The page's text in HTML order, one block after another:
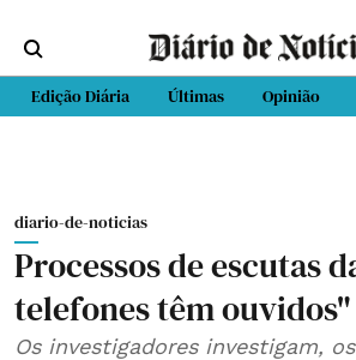
Edição Diária Últimas Opinião
diario-de-noticias
Processos de escutas
telefones têm ouvidos"
Os investigadores investigam,